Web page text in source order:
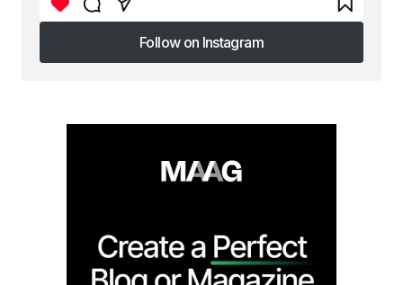
Follow on Instagram
Follow on Instagram